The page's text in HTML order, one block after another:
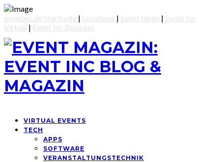
eventinc.de Startseite | Locations | Event Ideen | Event Inc
Virtual | Event Inc Business
VIRTUAL EVENTS
TECH
APPS
SOFTWARE
VERANSTALTUNGSTECHNIK